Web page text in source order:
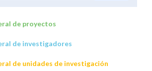
de investigación
de proyectos
de investigadores
de unidades de investigación